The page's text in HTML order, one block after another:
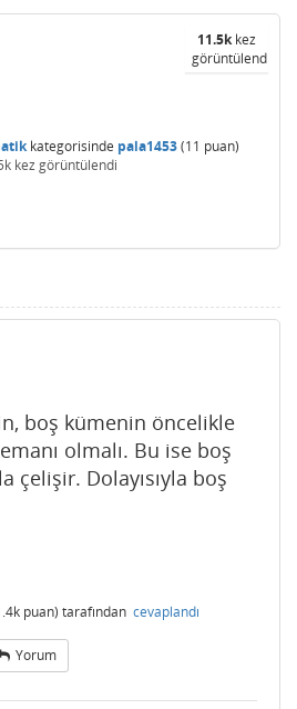
11.5kkez
görüntülendi
kategorisinde pala1453(11 puan)
kez görüntülendi
boş kümenin öncelikle
olmalı. Bu ise boş
çelişir. Dolayısıyla boş
puan) tarafından cevaplandı
Yorum